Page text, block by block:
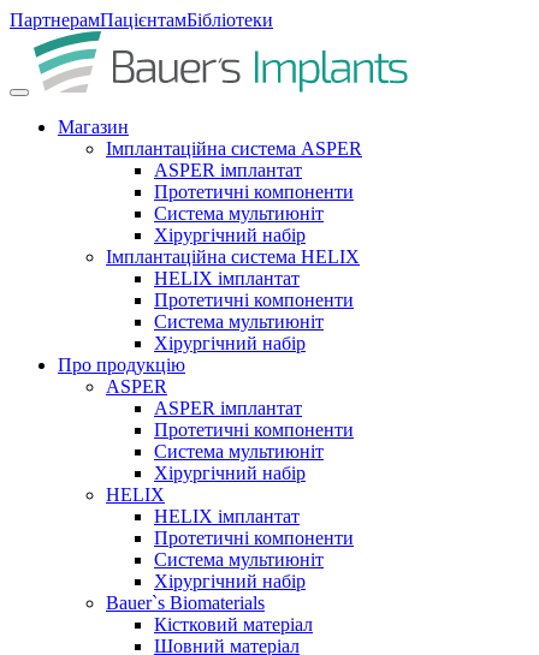
ПартнерамПацієнтамБібліотеки
Магазин
Імплантаційна система ASPER
ASPER імплантат
Протетичні компоненти
Система мультиюніт
Хірургічний набір
Імплантаційна система HELIX
HELIX імплантат
Протетичні компоненти
Система мультиюніт
Хірургічний набір
Про продукцію
ASPER
ASPER імплантат
Протетичні компоненти
Система мультиюніт
Хірургічний набір
HELIX
HELIX імплантат
Протетичні компоненти
Система мультиюніт
Хірургічний набір
Bauer`s Biomaterials
Кістковий матеріал
Шовний матеріал